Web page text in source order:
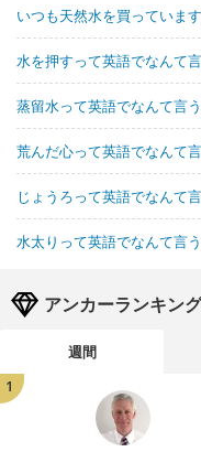
いつも天然水を買っていま
水を押すって英語でなんて
蒸留水って英語でなんて言
荒んだ心って英語でなんて
じょうろって英語でなんて
水太りって英語でなんて言
アンカーランキング
週間
1